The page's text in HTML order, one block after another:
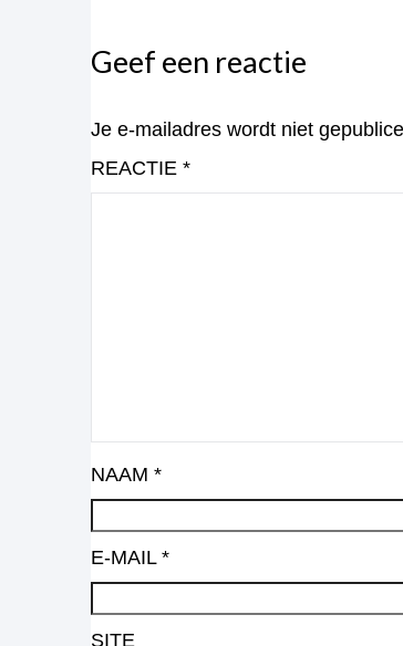
Geef een reactie
Je e-mailadres wordt niet
REACTIE *
NAAM *
E-MAIL *
SITE